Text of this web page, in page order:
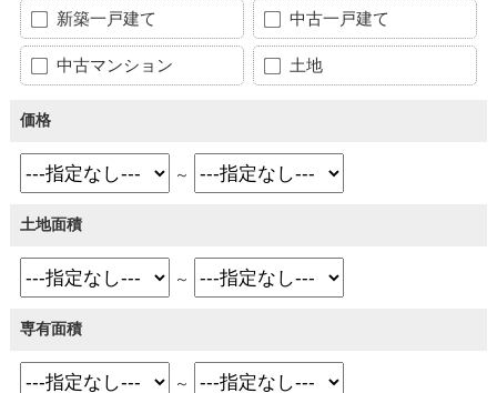
新築一戸建て 中古一戸建て
中古マンション 土地
価格
～
土地面積
～
専有面積
～